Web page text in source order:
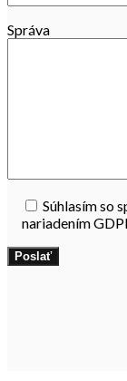
Správa
Súhlasím so
nariadením